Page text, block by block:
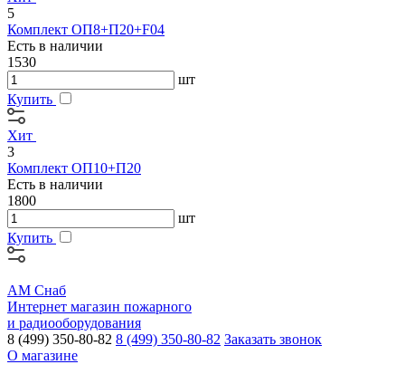
5
Комплект ОП8+П20+F04
Есть в наличии
1530
шт
Купить
Хит
3
Комплект ОП10+П20
Есть в наличии
1800
шт
Купить
АМ Снаб
Интернет магазин пожарного
и радиооборудования
8 (499) 350-80-82 8 (499) 350-80-82 Заказать звонок
О магазине